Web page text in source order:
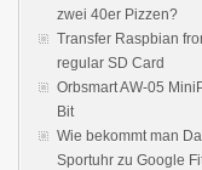
zwei 40er Pizzen?
Transfer Raspbian
regular SD Card
Orbsmart AW-05
Bit
Wie bekommt man
Sportuhr zu Google